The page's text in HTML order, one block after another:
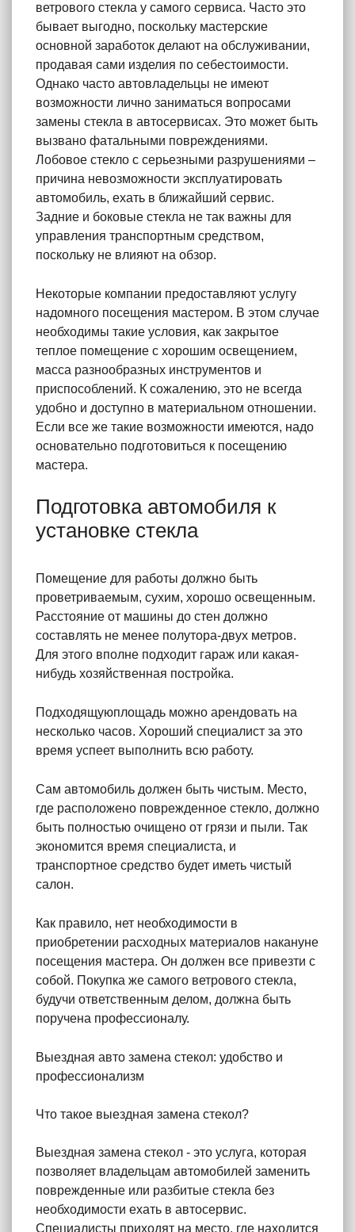
ветрового стекла у самого сервиса. Часто это
бывает выгодно, поскольку мастерские
основной заработок делают на обслуживании,
продавая сами изделия по себестоимости.
Однако часто автовладельцы не имеют
возможности лично заниматься вопросами
замены стекла в автосервисах. Это может быть
вызвано фатальными повреждениями.
Лобовое стекло с серьезными разрушениями –
причина невозможности эксплуатировать
автомобиль, ехать в ближайший сервис.
Задние и боковые стекла не так важны для
управления транспортным средством,
поскольку не влияют на обзор.
Некоторые компании предоставляют услугу
надомного посещения мастером. В этом случае
необходимы такие условия, как закрытое
теплое помещение с хорошим освещением,
масса разнообразных инструментов и
приспособлений. К сожалению, это не всегда
удобно и доступно в материальном отношении.
Если все же такие возможности имеются, надо
основательно подготовиться к посещению
мастера.
Подготовка автомобиля к
установке стекла
Помещение для работы должно быть
проветриваемым, сухим, хорошо освещенным.
Расстояние от машины до стен должно
составлять не менее полутора-двух метров.
Для этого вполне подходит гараж или какая-
нибудь хозяйственная постройка.
Подходящуюплощадь можно арендовать на
несколько часов. Хороший специалист за это
время успеет выполнить всю работу.
Сам автомобиль должен быть чистым. Место,
где расположено поврежденное стекло, должно
быть полностью очищено от грязи и пыли. Так
экономится время специалиста, и
транспортное средство будет иметь чистый
салон.
Как правило, нет необходимости в
приобретении расходных материалов накануне
посещения мастера. Он должен все привезти с
собой. Покупка же самого ветрового стекла,
будучи ответственным делом, должна быть
поручена профессионалу.
Выездная авто замена стекол: удобство и
профессионализм
Что такое выездная замена стекол?
Выездная замена стекол - это услуга, которая
позволяет владельцам автомобилей заменить
поврежденные или разбитые стекла без
необходимости ехать в автосервис.
Специалисты приходят на место, где находится